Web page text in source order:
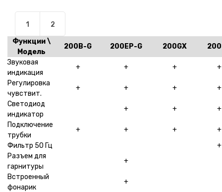
1 2
Функции \
Модель
200B-G 200EP-G 200GX
Звуковая
индикация
+ + +
+
Регулировка
чувствит.
+ + +
+
Светодиод
индикатор
+ +
+
Подключение
трубки
+ + +
+
Фильтр 50 Гц
+
Разъем для
гарнитуры
+
Встроенный
фонарик
+